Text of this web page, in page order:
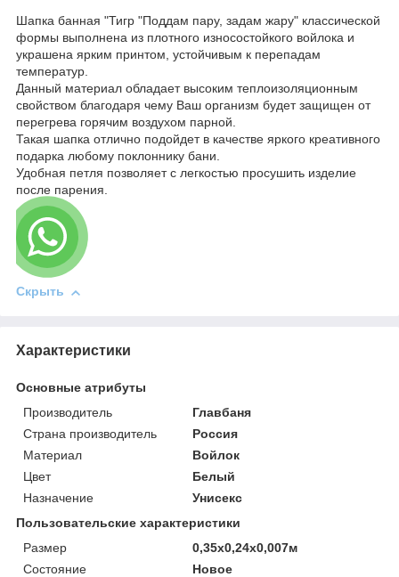
Шапка банная "Тигр "Поддам пару, задам жару" классической
формы выполнена из плотного износостойкого войлока и
украшена ярким принтом, устойчивым к перепадам
температур.
Данный материал обладает высоким теплоизоляционным
свойством благодаря чему Ваш организм будет защищен от
перегрева горячим воздухом парной.
Такая шапка отлично подойдет в качестве яркого креативного
подарка любому поклоннику бани.
Удобная петля позволяет с легкостью просушить изделие
после парения.
Скрыть
Характеристики
Основные атрибуты
Производитель
Главбаня
Страна производитель
Россия
Материал
Войлок
Цвет
Белый
Назначение
Унисекс
Пользовательские характеристики
Размер
0,35х0,24х0,007м
Состояние
Новое